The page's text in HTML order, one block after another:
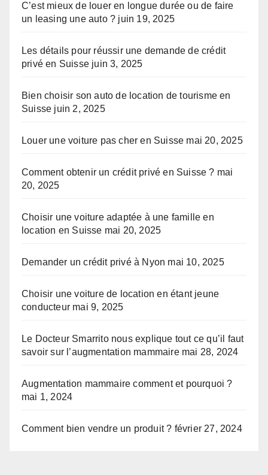
C’est mieux de louer en longue durée ou de faire
un leasing une auto ? juin 19, 2025
Les détails pour réussir une demande de crédit
privé en Suisse juin 3, 2025
Bien choisir son auto de location de tourisme en
Suisse juin 2, 2025
Louer une voiture pas cher en Suisse mai 20, 2025
Comment obtenir un crédit privé en Suisse ? mai
20, 2025
Choisir une voiture adaptée à une famille en
location en Suisse mai 20, 2025
Demander un crédit privé à Nyon mai 10, 2025
Choisir une voiture de location en étant jeune
conducteur mai 9, 2025
Le Docteur Smarrito nous explique tout ce qu’il faut
savoir sur l’augmentation mammaire mai 28, 2024
Augmentation mammaire comment et pourquoi ?
mai 1, 2024
Comment bien vendre un produit ? février 27, 2024